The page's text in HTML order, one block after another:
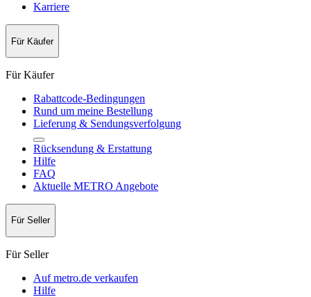
Karriere
Für Käufer
Für Käufer
Rabattcode-Bedingungen
Rund um meine Bestellung
Lieferung & Sendungsverfolgung
Rücksendung & Erstattung
Hilfe
FAQ
Aktuelle METRO Angebote
Für Seller
Für Seller
Auf metro.de verkaufen
Hilfe